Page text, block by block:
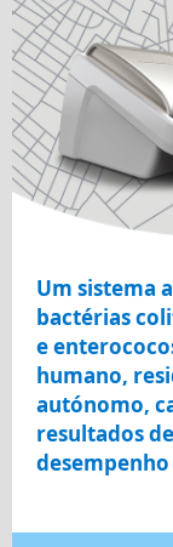
Um sistema
bactérias
e
humano,
autónomo,
resultados